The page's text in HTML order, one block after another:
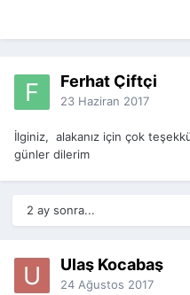
Ferhat Çiftçi
23 Haziran 2017
İlginiz, alakanız için çok
günler dilerim
2 ay sonra...
Ulaş Kocabaş
24 Ağustos 2017